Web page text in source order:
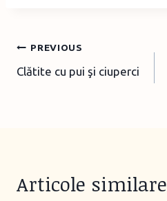
Post
navigation
PREVIOUS
Clătite cu pui şi ciuperci
Articole similare